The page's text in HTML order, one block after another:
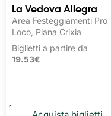
La Vedova Allegra
Area Festeggiamenti Pro
Loco, Piana Crixia
Biglietti a partire da
19.53€